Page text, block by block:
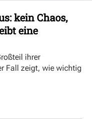
kein Chaos,
eine
ihrer
Fall zeigt, wie wichtig